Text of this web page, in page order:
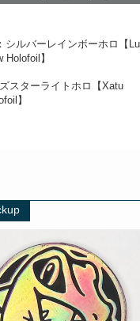
シルバーレインボーホロ【
Holofoil】
スターライトホロ【Xatu
】